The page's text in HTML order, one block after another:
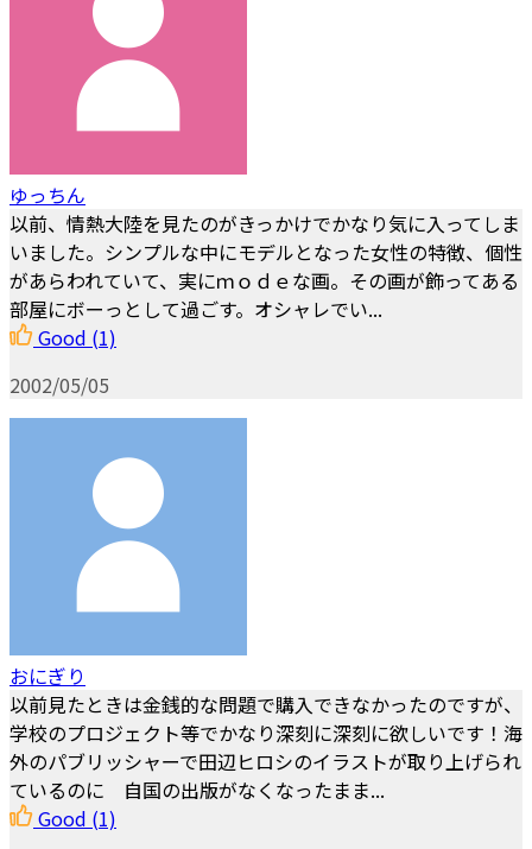
ゆっちん
以前、情熱大陸を見たのがきっかけでかなり気に入ってしま
いました。シンプルな中にモデルとなった女性の特徴、個性
があらわれていて、実にｍｏｄｅな画。その画が飾ってある
部屋にボーっとして過ごす。オシャレでい...
Good (1)
2002/05/05
おにぎり
以前見たときは金銭的な問題で購入できなかったのですが、
学校のプロジェクト等でかなり深刻に深刻に欲しいです！海
外のパブリッシャーで田辺ヒロシのイラストが取り上げられ
ているのに 自国の出版がなくなったまま...
Good (1)